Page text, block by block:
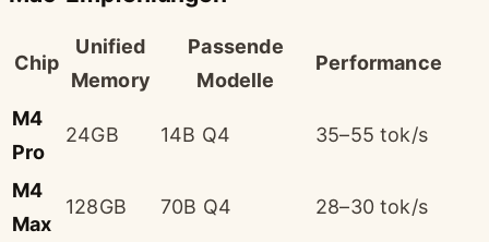
Chip
Unified
Memory
Passende
Modelle
Performance
M4
Pro
24GB 14B Q4 35–55 tok/s
M4
Max
128GB 70B Q4 28–30 tok/s